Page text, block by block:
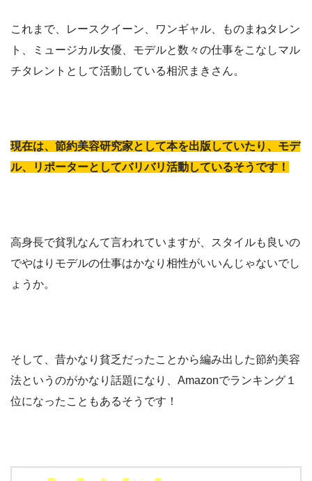
これまで、レースクイーン、ワンギャル、ものまねタレン
ト、ミュージカル女優、モデルと数々の仕事をこなしマル
チタレントとして活動している相沢まきさん。
現在は、節約美容研究家として本を出版していたり、モデ
ル、リポーターとしてバリバリ活動しているそうです！
高身長で貧乳なんて言われていますが、スタイルも良いの
でやはりモデルの仕事はかなり相性がいいんじゃないでし
ょうか。
そして、昔かなり貧乏だったことから編み出した節約美容
法というのがかなり話題になり、Amazonでランキング１
位になったこともあるそうです！